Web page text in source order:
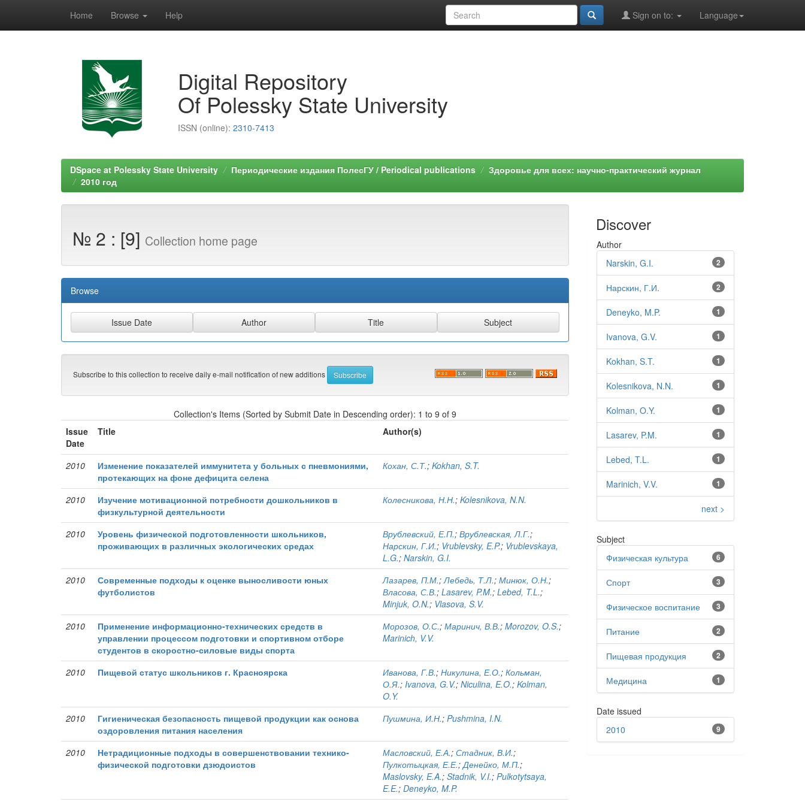
Home Browse Help Language
Sign on to:
Digital Repository
Of Polessky State University
ISSN (online): 2310-7413
DSpace at Polessky State University Периодические издания ПолесГУ / Periodical publications
Здоровье для всех: научно-практический журнал
2010 год
№ 2 : [9] Collection home page
Browse
Subscribe to this collection to receive daily e-mail notification of new additions
Collection's Items (Sorted by Submit Date in Descending order): 1 to 9 of 9
Issue
Date
Title Author(s)
2010
Изменение показателей иммунитета у больных с пневмониями,
протекающих на фоне дефицита селена
Кохан, С.Т.;Kokhan, S.T.
2010
Изучение мотивационной потребности дошкольников в
физкультурной деятельности
Колесникова, Н.Н.;Kolesnikova, N.N.
2010
Уровень физической подготовленности школьников,
проживающих в различных экологических средах
Врублевский, Е.П.;Врублевская, Л.Г.;
Нарскин, Г.И.; Vrublevsky, E.P.; Vrublevskaya,
L.G.;Narskin, G.I.
2010
Современные подходы к оценке выносливости юных
футболистов
Лазарев, П.М.;Лебедь, Т.Л.;Минюк, О.Н.;
Власова, С.В.;Lasarev, P.M.;Lebed, T.L.;
Minjuk, O.N.; Vlasova, S.V.
2010
Применение информационно-технических средств в
управлении процессом подготовки и спортивном отборе
студентов в скоростно-силовые виды спорта
Морозов, О.С.;Маринич, В.В.;Morozov, O.S.;
Marinich, V.V.
2010 Пищевой статус школьников г. Красноярска Иванова, Г.В.;Никулина, Е.О.;Кольман,
О.Я.;Ivanova, G.V.;Niculina, E.O.;Kolman,
O.Y.
2010
Гигиеническая безопасность пищевой продукции как основа
оздоровления питания населения
Пушмина, И.Н.;Pushmina, I.N.
2010
Нетрадиционные подходы в совершенствовании технико-
физической подготовки дзюдоистов
Масловский, Е.А.;Стадник, В.И.;
Пулкотыцкая, Е.Е.;Денейко, М.П.;
Maslovsky, E.A.;Stadnik, V.I.;Pulkotytsaya,
E.E.;Deneyko, M.P.
Discover
Author
2
Narskin, G.I.
2
Нарскин, Г.И.
1
Deneyko, M.P.
1
Ivanova, G.V.
1
Kokhan, S.T.
1
Kolesnikova, N.N.
1
Kolman, O.Y.
1
Lasarev, P.M.
1
Lebed, T.L.
1
Marinich, V.V.
next >
Subject
6
Физическая культура
3
Спорт
3
Физическое воспитание
2
Питание
2
Пищевая продукция
1
Медицина
Date issued
9
2010